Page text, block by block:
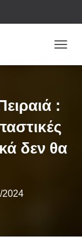
:
δεν θα
2024